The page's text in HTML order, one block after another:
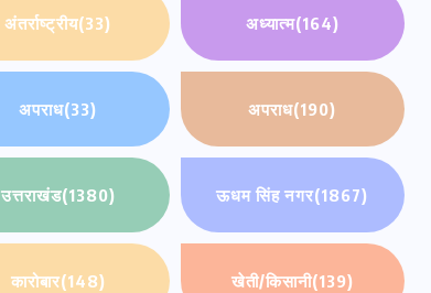
अंतर्राष्ट्रीय(33) अध्यात्म(164)
अपराध(33) अपराध(190)
उत्तराखंड(1380) ऊधम सिंह नगर(1867)
कारोबार(148) खेती/किसानी(139)